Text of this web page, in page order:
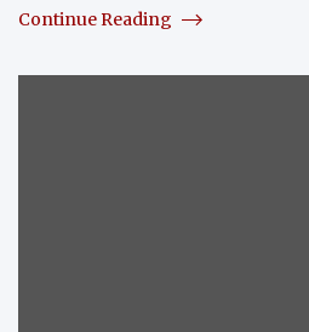
Continue Reading